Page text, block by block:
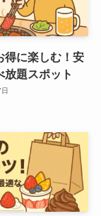
得に楽しむ！安
放題スポット